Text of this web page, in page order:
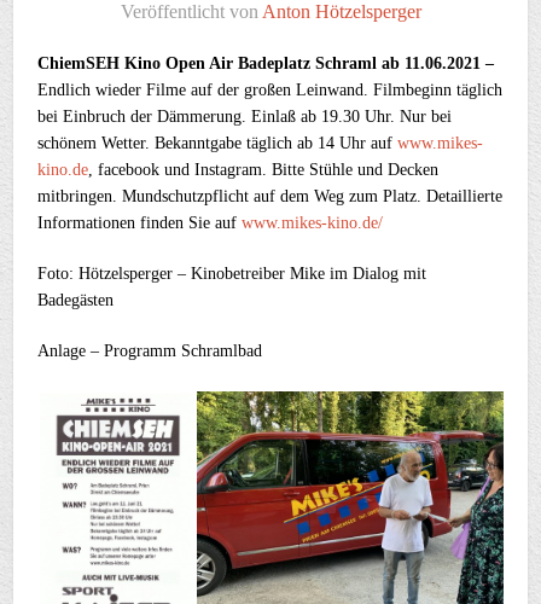
Veröffentlicht von Anton Hötzelsperger
ChiemSEH Kino Open Air Badeplatz Schraml ab 11.06.2021 –
Endlich wieder Filme auf der großen Leinwand. Filmbeginn täglich
bei Einbruch der Dämmerung. Einlaß ab 19.30 Uhr. Nur bei
schönem Wetter. Bekanntgabe täglich ab 14 Uhr aufwww.mikes-
kino.de, facebook und Instagram. Bitte Stühle und Decken
mitbringen. Mundschutzpflicht auf dem Weg zum Platz. Detaillierte
Informationen finden Sie auf www.mikes-kino.de/
Foto: Hötzelsperger – Kinobetreiber Mike im Dialog mit
Badegästen
Anlage – Programm Schramlbad